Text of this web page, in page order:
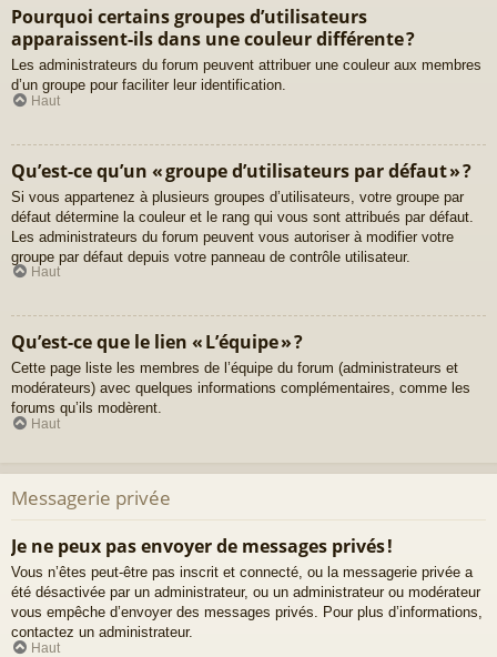
Pourquoi certains groupes d’utilisateurs
apparaissent-ils dans une couleur différente ?
Les administrateurs du forum peuvent attribuer une couleur aux membres
d’un groupe pour faciliter leur identification.
Haut
Qu’est-ce qu’un « groupe d’utilisateurs par défaut » ?
Si vous appartenez à plusieurs groupes d’utilisateurs, votre groupe par
défaut détermine la couleur et le rang qui vous sont attribués par défaut.
Les administrateurs du forum peuvent vous autoriser à modifier votre
groupe par défaut depuis votre panneau de contrôle utilisateur.
Haut
Qu’est-ce que le lien « L’équipe » ?
Cette page liste les membres de l’équipe du forum (administrateurs et
modérateurs) avec quelques informations complémentaires, comme les
forums qu’ils modèrent.
Haut
Messagerie privée
Je ne peux pas envoyer de messages privés !
Vous n’êtes peut-être pas inscrit et connecté, ou la messagerie privée a
été désactivée par un administrateur, ou un administrateur ou modérateur
vous empêche d’envoyer des messages privés. Pour plus d’informations,
contactez un administrateur.
Haut